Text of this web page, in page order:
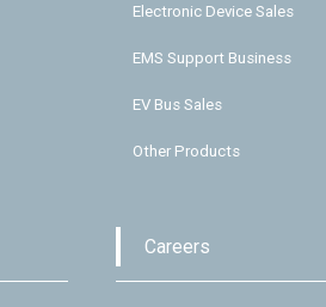
Electronic Device Sales
EMS Support Business
EV Bus Sales
Other Products
Careers